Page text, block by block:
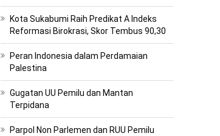
Kota Sukabumi Raih Predikat A Indeks
Reformasi Birokrasi, Skor Tembus 90,30
Peran Indonesia dalam Perdamaian
Palestina
Gugatan UU Pemilu dan Mantan
Terpidana
Parpol Non Parlemen dan RUU Pemilu